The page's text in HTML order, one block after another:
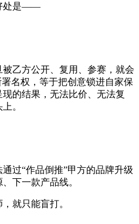
处是——
乙方公开、复用、参赛，就会
名权，等于把创意锁进自家保
的结果，无法比价、无法复
。
过“作品倒推”甲方的品牌升级
下一款产品线。
就只能盲打。